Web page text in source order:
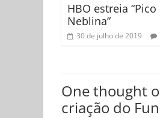
HBO estreia “Pico
Neblina”
30 de julho de 2019
One thought
criação do